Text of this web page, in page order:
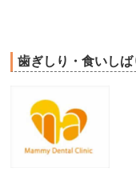
歯ぎしり・食いしば